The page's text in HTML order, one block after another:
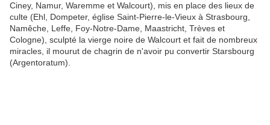
Ciney, Namur, Waremme et Walcourt), mis en place des lieux de
culte (Ehl, Dompeter, église Saint-Pierre-le-Vieux à Strasbourg,
Namêche, Leffe, Foy-Notre-Dame, Maastricht, Trèves et
Cologne), sculpté la vierge noire de Walcourt et fait de nombreux
miracles, il mourut de chagrin de n'avoir pu convertir Starsbourg
(Argentoratum).